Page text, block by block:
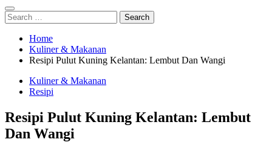
Search
for:
Home
Kuliner & Makanan
Resipi Pulut Kuning Kelantan: Lembut Dan Wangi
Kuliner & Makanan
Resipi
Resipi Pulut Kuning Kelantan: Lembut
Dan Wangi